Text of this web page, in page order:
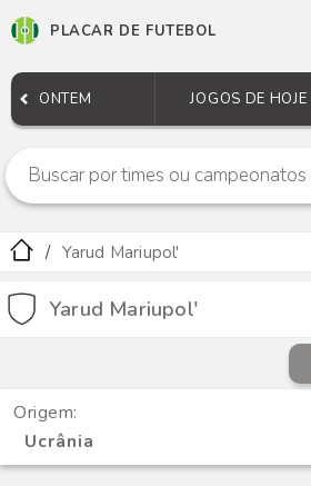
PLACAR DE FUTEBOL
ONTEM JOGOS DE HOJE
Yarud Mariupol'
Yarud Mariupol'
Origem:
Ucrânia